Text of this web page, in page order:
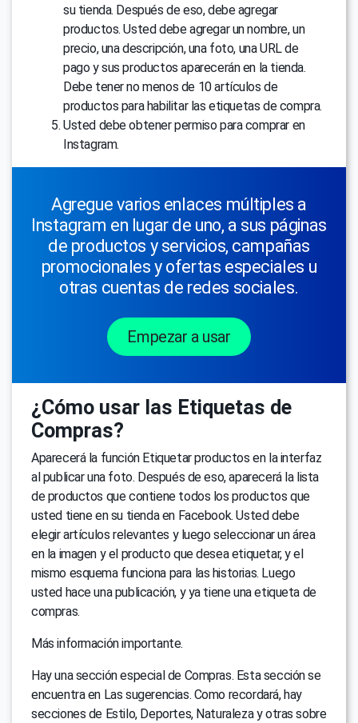
su tienda. Después de eso, debe agregar
productos. Usted debe agregar un nombre, un
precio, una descripción, una foto, una URL de
pago y sus productos aparecerán en la tienda.
Debe tener no menos de 10 artículos de
productos para habilitar las etiquetas de compra.
Usted debe obtener permiso para comprar en
Instagram.
Agregue varios enlaces múltiples a
Instagram en lugar de uno, a sus páginas
de productos y servicios, campañas
promocionales y ofertas especiales u
otras cuentas de redes sociales.
Empezar a usar
¿Cómo usar las Etiquetas de
Compras?
Aparecerá la función Etiquetar productos en la interfaz
al publicar una foto. Después de eso, aparecerá la lista
de productos que contiene todos los productos que
usted tiene en su tienda en Facebook. Usted debe
elegir artículos relevantes y luego seleccionar un área
en la imagen y el producto que desea etiquetar, y el
mismo esquema funciona para las historias. Luego
usted hace una publicación, y ya tiene una etiqueta de
compras.
Más información importante.
Hay una sección especial de Compras. Esta sección se
encuentra en Las sugerencias. Como recordará, hay
secciones de Estilo, Deportes, Naturaleza y otras sobre